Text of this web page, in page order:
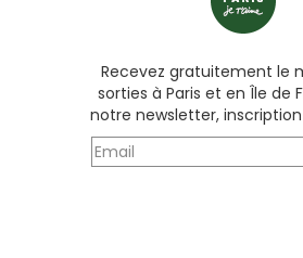
Recevez gratuitement le
sorties à Paris et en Île de
notre newsletter,